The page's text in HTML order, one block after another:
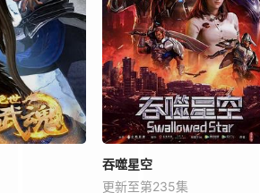
吞噬星空
更新至第235集